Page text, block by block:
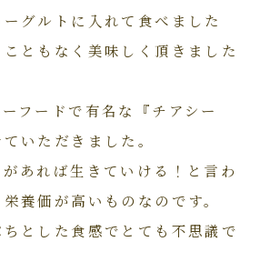
グルトに入れて食べました
ともなく美味しく頂きました
フードで有名な『チアシー
いただきました。
あれば生きていける！と言わ
養価が高いものなのです。
とした食感でとても不思議で